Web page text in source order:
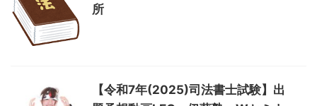
所
【令和7年(2025)司法書士試験】出